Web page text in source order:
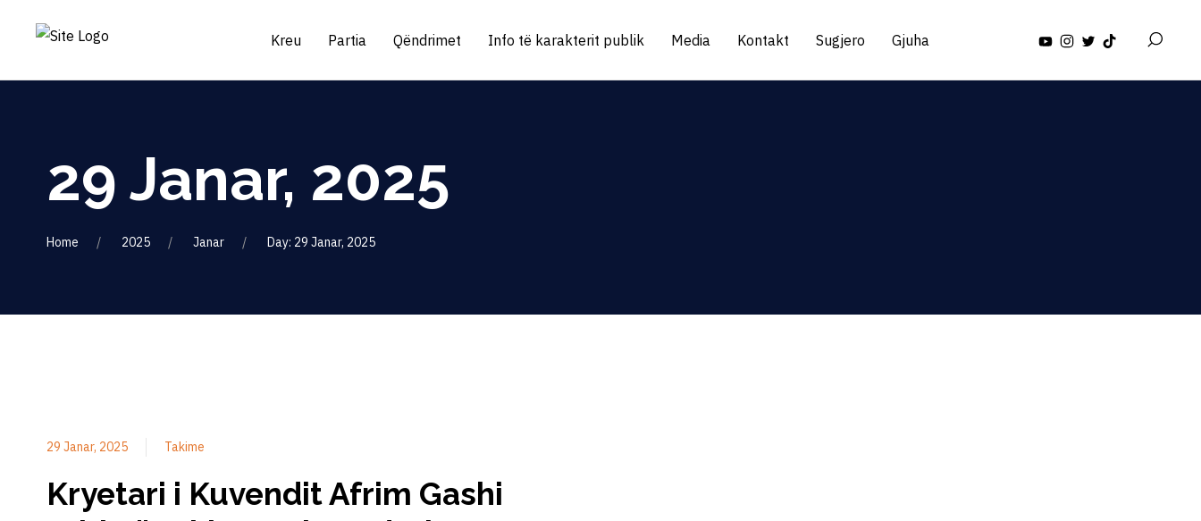
Kreu Partia Qëndrimet Info të karakterit publik Media Kontakt Sugjero Gjuha
29 Janar, 2025
Home 2025 Janar Day: 29 Janar, 2025
29 Janar, 2025 Takime
Kryetari i Kuvendit Afrim Gashi